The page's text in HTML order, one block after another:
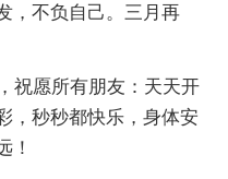
，不负自己。三月再
愿所有朋友：天天开
，秒秒都快乐，身体安
！